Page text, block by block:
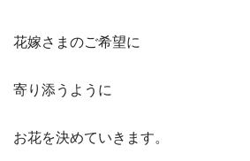
花嫁さまのご希望に
寄り添うように
お花を決めていきます。